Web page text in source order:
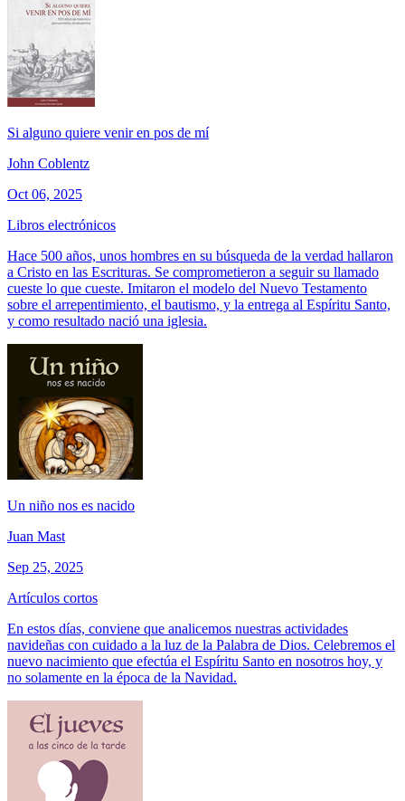
Si alguno quiere venir en pos de mí
John Coblentz
Oct 06, 2025
Libros electrónicos
Hace 500 años, unos hombres en su búsqueda de la verdad hallaron
a Cristo en las Escrituras. Se comprometieron a seguir su llamado
cueste lo que cueste. Imitaron el modelo del Nuevo Testamento
sobre el arrepentimiento, el bautismo, y la entrega al Espíritu Santo,
y como resultado nació una iglesia.
Un niño nos es nacido
Juan Mast
Sep 25, 2025
Artículos cortos
En estos días, conviene que analicemos nuestras actividades
navideñas con cuidado a la luz de la Palabra de Dios. Celebremos el
nuevo nacimiento que efectúa el Espíritu Santo en nosotros hoy, y
no solamente en la época de la Navidad.